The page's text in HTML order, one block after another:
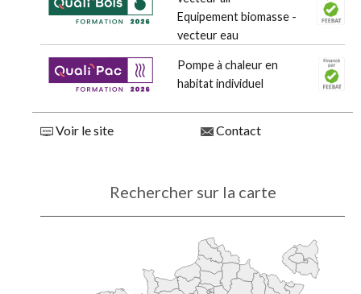
Equipement biomasse -
vecteur eau
Pompe à chaleur en
habitat individuel
Voir le site Contact
Rechercher sur la carte